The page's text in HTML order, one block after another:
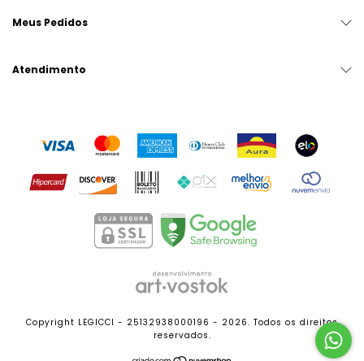
Meus Pedidos
Atendimento
Copyright LEGICCI - 25132938000196 - 2026. Todos os direitos
reservados.